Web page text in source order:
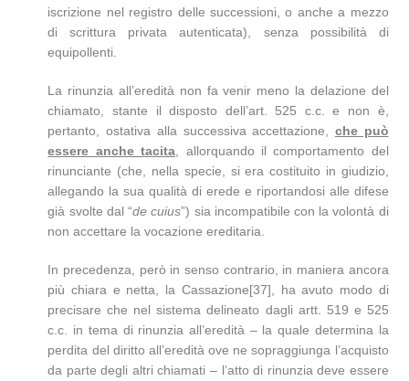
iscrizione nel registro delle successioni, o anche a mezzo
di scrittura privata autenticata), senza possibilità di
equipollenti.
La rinunzia all’eredità non fa venir meno la delazione del
chiamato, stante il disposto dell’art. 525 c.c. e non è,
pertanto, ostativa alla successiva accettazione, che può
essere anche tacita , allorquando il comportamento del
rinunciante (che, nella specie, si era costituito in giudizio,
allegando la sua qualità di erede e riportandosi alle difese
già svolte dal “de cuius”) sia incompatibile con la volontà di
non accettare la vocazione ereditaria.
In precedenza, però in senso contrario, in maniera ancora
più chiara e netta, la Cassazione[37], ha avuto modo di
precisare che nel sistema delineato dagli artt. 519 e 525
c.c. in tema di rinunzia all’eredità – la quale determina la
perdita del diritto all’eredità ove ne sopraggiunga l’acquisto
da parte degli altri chiamati – l’atto di rinunzia deve essere